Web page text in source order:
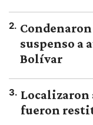
2.
suspenso a
Bolívar
3. Localizaron
fueron